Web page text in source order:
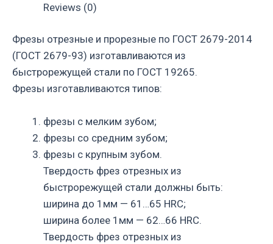
Reviews (0)
Фрезы отрезные и прорезные по ГОСТ 2679-2014
(ГОСТ 2679-93) изготавливаются из
быстрорежущей стали по ГОСТ 19265.
Фрезы изготавливаются типов:
фрезы с мелким зубом;
фрезы со средним зубом;
фрезы с крупным зубом.
Твердость фрез отрезных из
быстрорежущей стали должны быть:
ширина до 1мм — 61…65 HRC;
ширина более 1мм — 62…66 HRC.
Твердость фрез отрезных из